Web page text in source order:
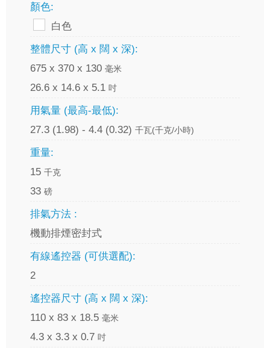
顏色:
白色
整體尺寸 (高 x 闊 x 深):
675 x 370 x 130 毫米
26.6 x 14.6 x 5.1 吋
用氣量 (最高-最低):
27.3 (1.98) - 4.4 (0.32) 千瓦(千克/小時)
重量:
15 千克
33 磅
排氣方法 :
機動排煙密封式
有線遙控器 (可供選配):
2
遙控器尺寸 (高 x 闊 x 深):
110 x 83 x 18.5 毫米
4.3 x 3.3 x 0.7 吋